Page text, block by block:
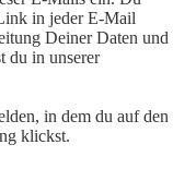
in jeder E-Mail
Deiner Daten und
du in unserer
in dem du auf den
klickst.